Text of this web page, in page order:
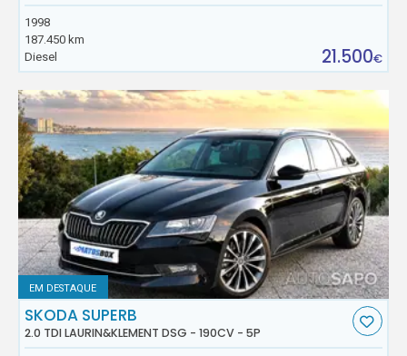
1998
187.450 km
Diesel
21.500€
EM DESTAQUE
SKODA SUPERB
2.0 TDI LAURIN&KLEMENT DSG - 190CV - 5P